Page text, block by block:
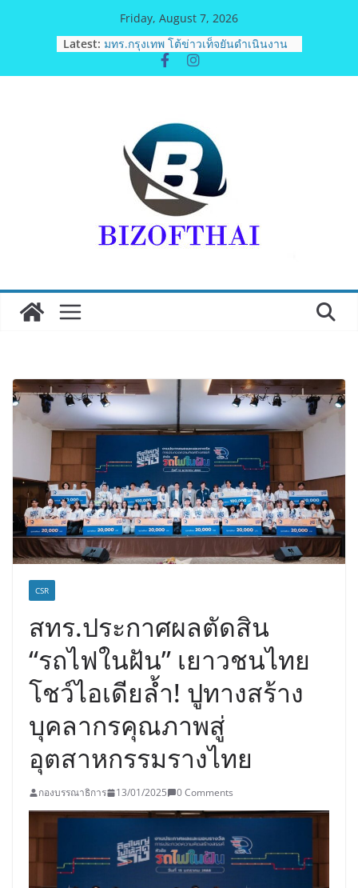
Friday, August 7, 2026
Latest: มทร.กรุงเทพ โต้ข่าวเท็จยันดำเนินงาน
ตามธรรมาภิบาล แจงชัด MOU–
หลักสูตร–วีซ่าถูกต้องตามกฎหมาย พร้อม
รายการ คอนติเนนทัล ฟุตซอล
แชมเปี้ยนชิพ 2026
ททท. เดินหน้ารุกตลาด Corporate
Travel ดึงเอเย่นต์กว่า 52 บริษัท ทดสอบ
เส้นทางท่องเที่ยว Corporate ยกระดับ
ภาคตะวันออกสู่จุดหมายปลายทาง
คุณภาพ
ททท. ต้อนรับเที่ยวบินปฐมฤกษ์สายการ
บิน TransNusa Airlines เส้นทาง
ตอนบน
CSR
สทร.ประกาศผลตัดสิน
“รถไฟในฝัน” เยาวชนไทย
โชว์ไอเดียล้ำ! ปูทางสร้าง
บุคลากรคุณภาพสู่
อุตสาหกรรมรางไทย
กองบรรณาธิการ 13/01/2025 0 Comments